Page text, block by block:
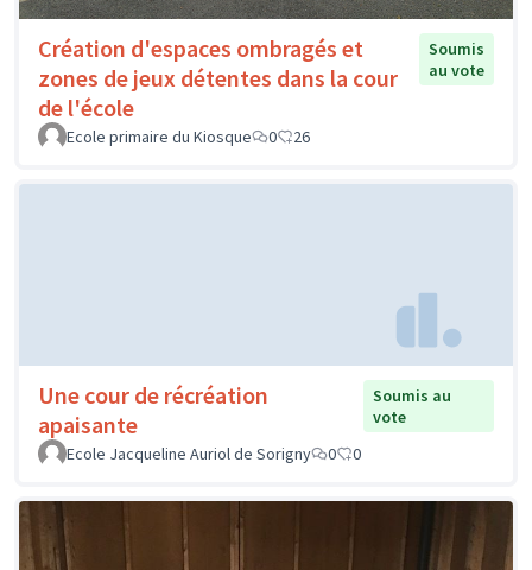
Création d'espaces ombragés et
zones de jeux détentes dans la cour
de l'école
Soumis
au vote
Ecole primaire du Kiosque 0 26
Une cour de récréation
apaisante
Soumis au
vote
Ecole Jacqueline Auriol de Sorigny
0 0